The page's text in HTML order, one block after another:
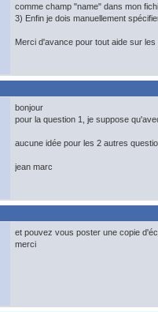
comme champ "name" dans mon
3) Enfin je dois manuellement
Merci d'avance pour tout aide sur les
bonjour
pour la question 1, je suppose
aucune idée pour les 2 autres
jean marc
et pouvez vous poster une copie
merci